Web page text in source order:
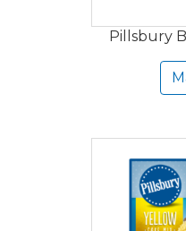
Pillsbury